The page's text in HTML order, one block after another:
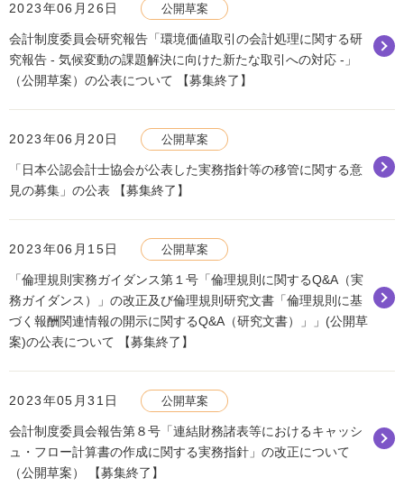
2023年06月26日 公開草案
会計制度委員会研究報告「環境価値取引の会計処理に関する研
究報告 - 気候変動の課題解決に向けた新たな取引への対応 -」
（公開草案）の公表について 【募集終了】
2023年06月20日 公開草案
「日本公認会計士協会が公表した実務指針等の移管に関する意
見の募集」の公表 【募集終了】
2023年06月15日 公開草案
「倫理規則実務ガイダンス第１号「倫理規則に関するQ&A（実
務ガイダンス）」の改正及び倫理規則研究文書「倫理規則に基
づく報酬関連情報の開示に関するQ&A（研究文書）」」(公開草
案)の公表について 【募集終了】
2023年05月31日 公開草案
会計制度委員会報告第８号「連結財務諸表等におけるキャッシ
ュ・フロー計算書の作成に関する実務指針」の改正について
（公開草案） 【募集終了】